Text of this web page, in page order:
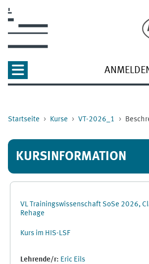
Startseite Kurse VT-2026_1
KURSINFORMATION
VL Trainingswissenschaft SoSe 2026,
Rehage
Kurs im HIS-LSF
Lehrende/r: Eric Eils